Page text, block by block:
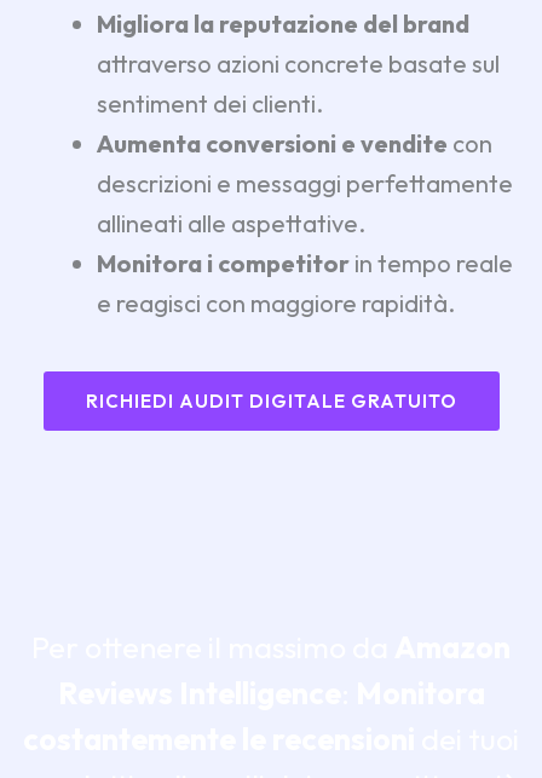
Migliora la reputazione del brand
attraverso azioni concrete basate sul
sentiment dei clienti.
Aumenta conversioni e vendite con
descrizioni e messaggi perfettamente
allineati alle aspettative.
Monitora i competitor in tempo reale
e reagisci con maggiore rapidità.
RICHIEDI AUDIT DIGITALE GRATUITO